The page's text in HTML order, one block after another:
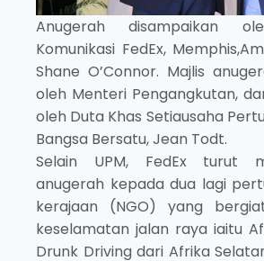
Anugerah disampaikan
Komunikasi FedEx,
Shane O’Connor. Majlis
oleh Menteri Pengangkutan,
oleh Duta Khas Setiausaha
Bangsa Bersatu, Jean Todt.
Selain UPM, FedEx turut
anugerah kepada dua lagi
kerajaan (NGO) yang
keselamatan jalan raya iaitu
Drunk Driving dari Afrika